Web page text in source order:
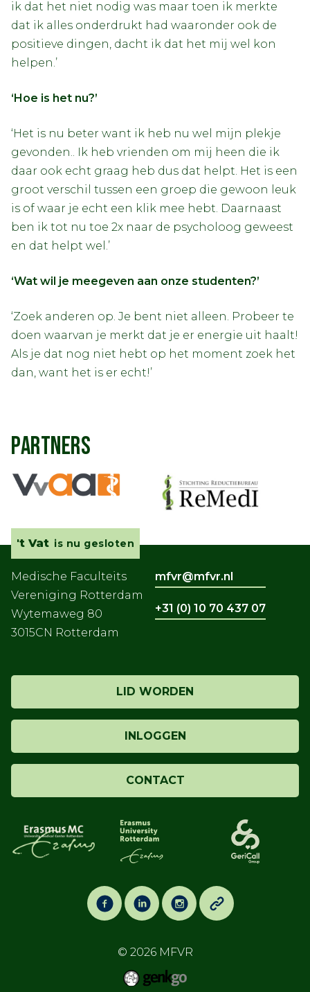
ik dat het niet nodig was maar toen ik merkte
dat ik alles onderdrukt had waaronder ook de
positieve dingen, dacht ik dat het mij wel kon
helpen.’
‘Hoe is het nu?’
‘Het is nu beter want ik heb nu wel mijn plekje
gevonden.. Ik heb vrienden om mij heen die ik
daar ook echt graag heb dus dat helpt. Het is een
groot verschil tussen een groep die gewoon leuk
is of waar je echt een klik mee hebt. Daarnaast
ben ik tot nu toe 2x naar de psycholoog geweest
en dat helpt wel.’
‘Wat wil je meegeven aan onze studenten?’
‘Zoek anderen op. Je bent niet alleen. Probeer te
doen waarvan je merkt dat je er energie uit haalt!
Als je dat nog niet hebt op het moment zoek het
dan, want het is er echt!’
PARTNERS
't Vat is nu gesloten
Medische Faculteits
Vereniging Rotterdam
Wytemaweg 80
3015CN Rotterdam
LID WORDEN
INLOGGEN
CONTACT
mfvr@mfvr.nl
+31 (0) 10 70 437 07
© 2026MFVR